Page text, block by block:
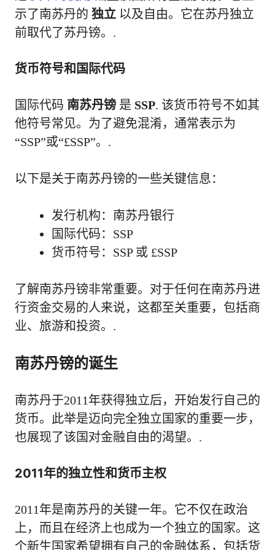
示了南苏丹的 独立 以及自由。它在苏丹独立
前取代了苏丹镑。.
货币符号和国际代码
国际代码 南苏丹镑 是 SSP. 该货币符号不如其
他符号常见。为了避免混淆，通常表示为
“SSP”或“£SSP”。.
以下是关于南苏丹镑的一些关键信息：
发行机构：南苏丹银行
国际代码：SSP
货币符号：SSP 或 £SSP
了解南苏丹镑非常重要。对于任何在南苏丹进
行资金交易的人来说，这都至关重要，包括商
业、旅游和投资。.
南苏丹镑的诞生
南苏丹于2011年获得独立后，开始发行自己的
货币。此举是迈向完全独立国家的重要一步，
也展现了该国对金融自由的渴望。.
2011年的独立性和货币主权
2011年是南苏丹的关键一年。它不仅在政治
上，而且在经济上也成为一个独立的国家。这
个新生国家希望拥有自己的金融体系，包括货